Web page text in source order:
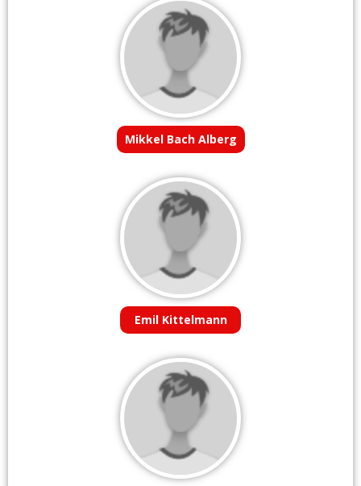
Mikkel Bach Alberg
Emil Kittelmann